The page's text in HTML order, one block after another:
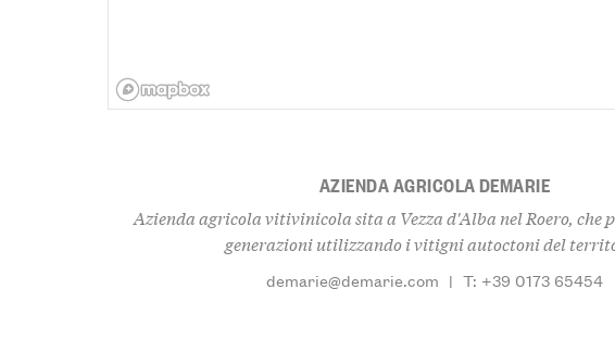
AZIENDA AGRICOLA DEMARIE
Azienda agricola vitivinicola sita a Vezza d'Alba nel Roero, che
generazioni utilizzando i vitigni autoctoni del
demarie@demarie.com | T: +39 0173 65454